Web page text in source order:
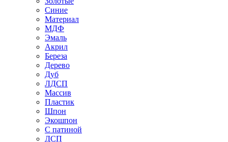
Синие
Материал
МДФ
Эмаль
Акрил
Береза
Дерево
Дуб
ЛДСП
Массив
Пластик
Шпон
Экошпон
С патиной
ДСП